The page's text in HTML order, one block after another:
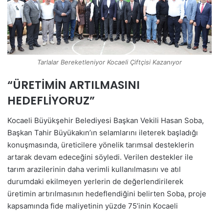
Tarlalar Bereketleniyor Kocaeli Çiftçisi Kazanıyor
“ÜRETİMİN ARTILMASINI
HEDEFLİYORUZ”
Kocaeli Büyükşehir Belediyesi Başkan Vekili Hasan Soba,
Başkan Tahir Büyükakın’ın selamlarını ileterek başladığı
konuşmasında, üreticilere yönelik tarımsal desteklerin
artarak devam edeceğini söyledi. Verilen destekler ile
tarım arazilerinin daha verimli kullanılmasını ve atıl
durumdaki ekilmeyen yerlerin de değerlendirilerek
üretimin artırılmasının hedeflendiğini belirten Soba, proje
kapsamında fide maliyetinin yüzde 75’inin Kocaeli